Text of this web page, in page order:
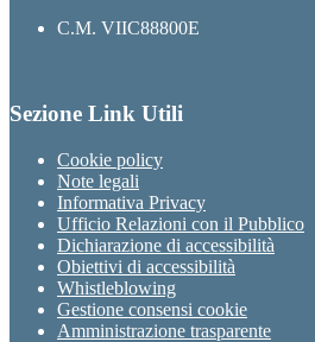
C.M. VIIC88800E
Sezione Link Utili
Cookie policy
Note legali
Informativa Privacy
Ufficio Relazioni con il Pubblico
Dichiarazione di accessibilità
Obiettivi di accessibilità
Whistleblowing
Gestione consensi cookie
Amministrazione trasparente